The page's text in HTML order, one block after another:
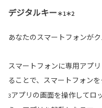
デジタルキー＊1＊2
あなたのスマートフォンが
スマートフォンに専用アプ
ることで、スマートフォン
3アプリの画面を操作してロ